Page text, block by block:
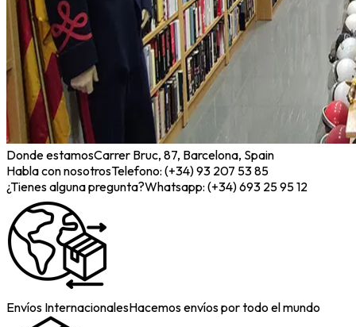
Donde estamosCarrer Bruc, 87, Barcelona, Spain
Habla con nosotrosTelefono: (+34) 93 207 53 85
¿Tienes alguna pregunta?Whatsapp: (+34) 693 25 95 12
Envíos InternacionalesHacemos envíos por todo el mundo